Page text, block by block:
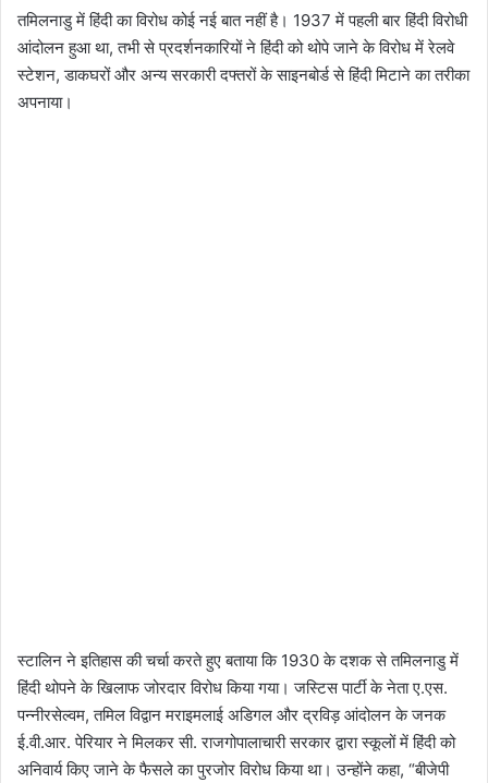
तमिलनाडु में हिंदी का विरोध कोई नई बात नहीं है। 1937 में पहली बार हिंदी विरोधी
आंदोलन हुआ था, तभी से प्रदर्शनकारियों ने हिंदी को थोपे जाने के विरोध में रेलवे
स्टेशन, डाकघरों और अन्य सरकारी दफ्तरों के साइनबोर्ड से हिंदी मिटाने का तरीका
अपनाया।
स्टालिन ने इतिहास की चर्चा करते हुए बताया कि 1930 के दशक से तमिलनाडु में
हिंदी थोपने के खिलाफ जोरदार विरोध किया गया। जस्टिस पार्टी के नेता ए.एस.
पन्नीरसेल्वम, तमिल विद्वान मराइमलाई अडिगल और द्रविड़ आंदोलन के जनक
ई.वी.आर. पेरियार ने मिलकर सी. राजगोपालाचारी सरकार द्वारा स्कूलों में हिंदी को
अनिवार्य किए जाने के फैसले का पुरजोर विरोध किया था। उन्होंने कहा, “बीजेपी